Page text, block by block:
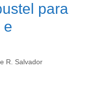
para
e
R. Salvador